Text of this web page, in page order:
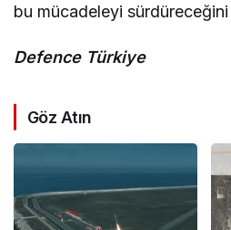
bu mücadeleyi
Defence Türkiye
Göz Atın